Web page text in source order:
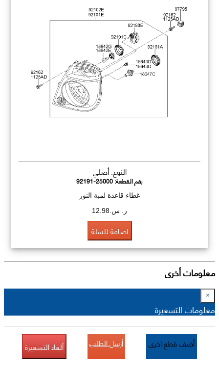
النوع: أصلي
رقم القطعة:92191-25000
غطاء قاعدة لمبة النور
ر. س.12.98
اضافة للسلة
معلومات أخرى
×
معلومات التسعيرة
أضف قطع اخرى أرسل الطلب ألغاء التسعيرة